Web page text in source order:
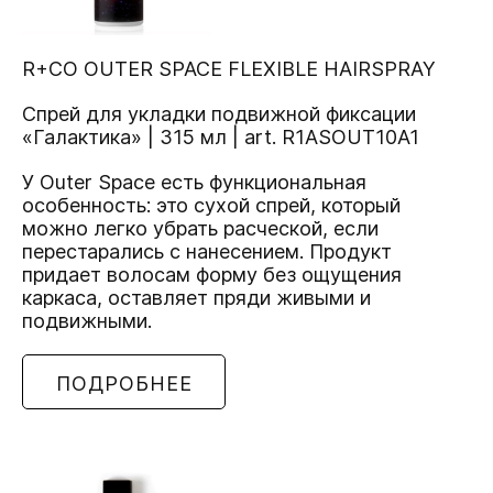
R+CO OUTER SPACE FLEXIBLE HAIRSPRAY
Спрей для укладки подвижной фиксации
«Галактика» | 315 мл | art. R1ASOUT10A1
У Outer Space есть функциональная
особенность: это сухой спрей, который
можно легко убрать расческой, если
перестарались с нанесением. Продукт
придает волосам форму без ощущения
каркаса, оставляет пряди живыми и
подвижными.
ПОДРОБНЕЕ